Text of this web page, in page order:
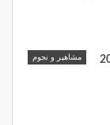
مشاهير و نجوم